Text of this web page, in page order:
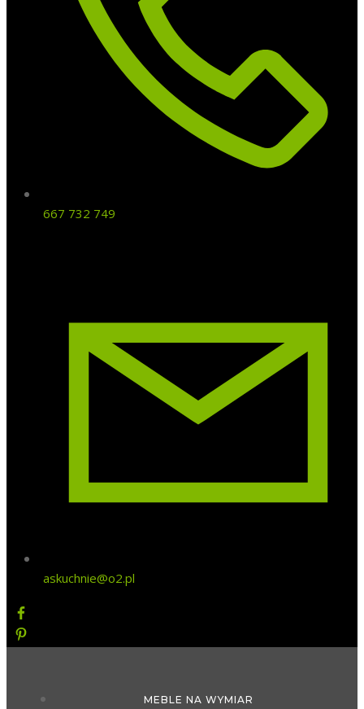
667 732 749
askuchnie@o2.pl
MEBLE NA WYMIAR